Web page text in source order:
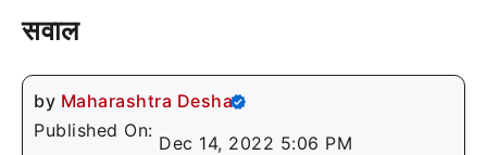
सवाल
by Maharashtra Desha
Published On:
Dec 14, 2022 5:06 PM